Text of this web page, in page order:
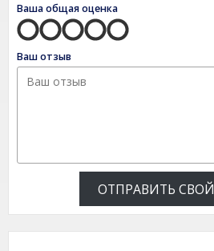
Ваша общая оценка
Ваш отзыв
ОТПРАВИТЬ